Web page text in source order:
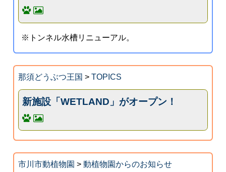
※トンネル水槽リニューアル。
那須どうぶつ王国 > TOPICS
新施設「WETLAND」がオープン！
市川市動植物園 > 動植物園からのお知らせ